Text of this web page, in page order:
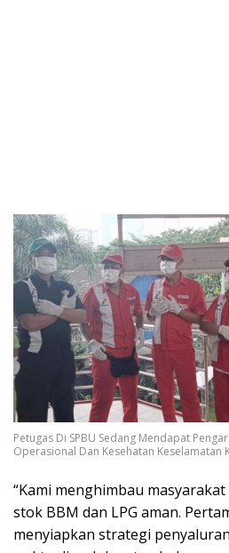
Petugas Di SPBU Sedang Mendapat
Operasional Dan Kesehatan Keselamatan
“Kami menghimbau
stok BBM dan LPG aman.
menyiapkan strategi